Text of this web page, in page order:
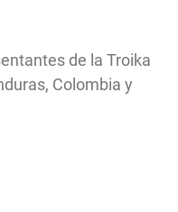
de la Troika
Colombia y